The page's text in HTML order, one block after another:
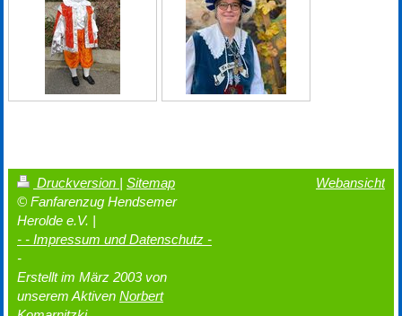
Druckversion | Sitemap
© Fanfarenzug Hendsemer
Herolde e.V. |
- - Impressum und Datenschutz -
-
Erstellt im März 2003 von
unserem Aktiven Norbert
Webansicht